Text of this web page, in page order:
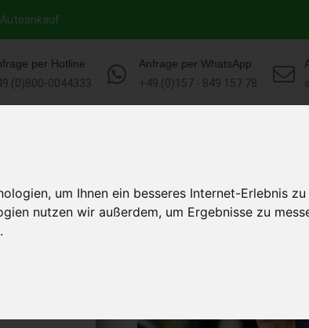
um Ihnen ein besseres Internet-Erlebnis
nutzen wir außerdem, um Ergebnisse zu
per Hotline
(0)800-0044333
Anfrage per WhatsApp
+49 (0)157 - 849 157 78
lassen